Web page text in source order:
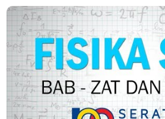
SUB BAB 11 MENAKSIR
DATAR TIDAK BERATURAN